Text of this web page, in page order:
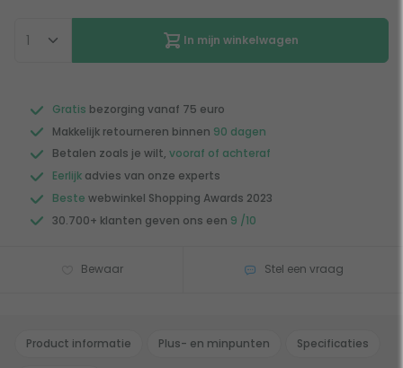
In mijn winkelwagen
Gratis bezorging vanaf 75 euro
Makkelijk retourneren binnen 90 dagen
Betalen zoals je wilt, vooraf of achteraf
Eerlijk advies van onze experts
Beste webwinkel Shopping Awards 2023
30.700+ klanten geven ons een 9 /10
Bewaar Stel een vraag
Product informatie Plus- en minpunten Specificaties